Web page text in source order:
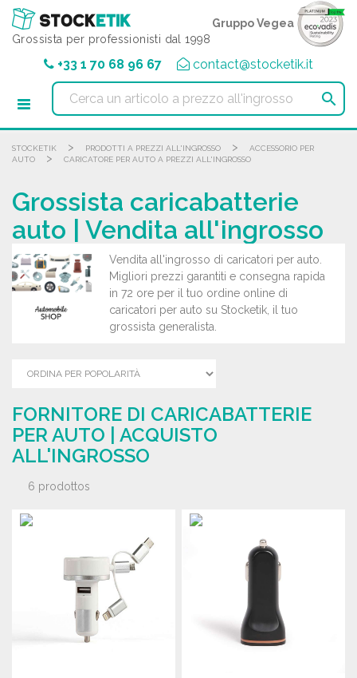
Grossista per professionisti dal 1998
Gruppo Vegea
+33 1 70 68 96 67 contact@stocketik.it

STOCKETIK > PRODOTTI A PREZZI ALL'INGROSSO >
ACCESSORIO PER
AUTO
> CARICATORE PER AUTO A PREZZI ALL'INGROSSO
Grossista caricabatterie
auto | Vendita all'ingrosso
Vendita all'ingrosso di caricatori per auto.
Migliori prezzi garantiti e consegna rapida
in 72 ore per il tuo ordine online di
caricatori per auto su Stocketik, il tuo
grossista generalista.
FORNITORE DI CARICABATTERIE
PER AUTO | ACQUISTO
ALL'INGROSSO
6 prodottos
Pannello di gestione dei cookies